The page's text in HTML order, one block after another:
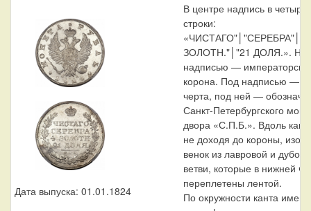
Дата выпуска: 01.01.1824
В центре надпись в четыре
строки:
«ЧИСТАГО"│"СЕРЕБРА"│"4
ЗОЛОТН."│"21 ДОЛЯ.».
надписью —
корона. Под надписью —
черта, под ней —
Санкт-Петербургского
двора «С.П.Б.». Вдоль
не доходя до короны,
венок из лавровой и
ветви, которые в нижней
переплетены лентой.
По окружности канта